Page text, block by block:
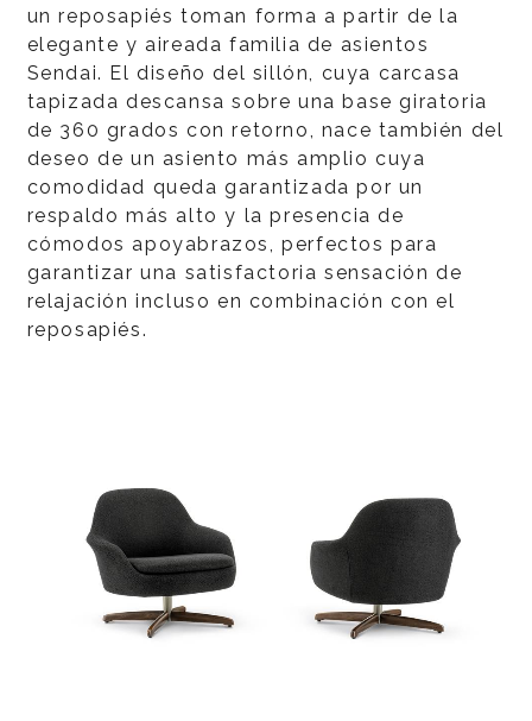
un reposapiés toman forma a partir de la
elegante y aireada familia de asientos
Sendai. El diseño del sillón, cuya carcasa
tapizada descansa sobre una base giratoria
de 360 grados con retorno, nace también del
deseo de un asiento más amplio cuya
comodidad queda garantizada por un
respaldo más alto y la presencia de
cómodos apoyabrazos, perfectos para
garantizar una satisfactoria sensación de
relajación incluso en combinación con el
reposapiés.